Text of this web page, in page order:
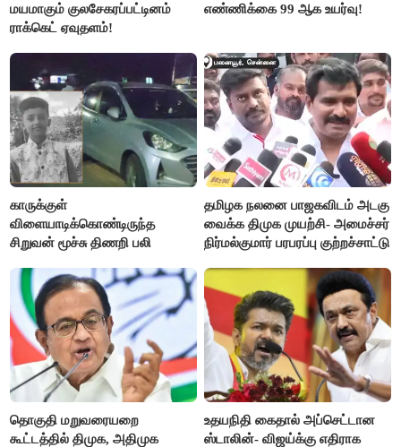
மயமாகும் குலசேகரப்பட்டினம்
ராக்கெட் ஏவுதளம்!
எண்ணிக்கை 99 ஆக உயர்வு!
காருக்குள்
விளையாடிக்கொண்டிருந்த
சிறுவன் மூச்சு திணறி பலி
தமிழக நலனை பாஜகவிடம் அடகு
வைக்க திமுக முயற்சி- அமைச்சர்
நிர்மல்குமார் பரபரப்பு குற்றச்சாட்டு
தொகுதி மறுவரையறை
கூட்டத்தில் திமுக, அதிமுக
உதயநிதி கைதால் அப்செட்டான
ஸ்டாலின்- விஜய்க்கு எதிராக